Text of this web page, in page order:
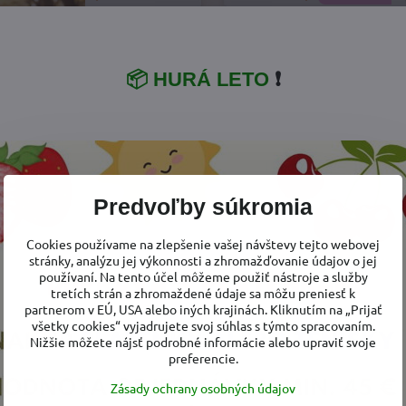
57,40 €
18%
vlnené tričko
Grape
vlnené tričko dlhý rukáv Manymonths Dusty Grape - Veľkosť oblečenia:
(3-4,5/5 rokov)
Detské merino vlnené Body
Tričko Manymonths Dusty
Grape
Detské merino vlnené Body Tričko Manymonths
62-80/86 cm (3-12/18 mes.)
54,20 €
Detské
dlhý rukáv
Detské
98-104/
Predvoľby súkromia
Cookies používame na zlepšenie vašej návštevy tejto webovej
stránky, analýzu jej výkonnosti a zhromažďovanie údajov o jej
používaní. Na tento účel môžeme použiť nástroje a služby
tretích strán a zhromaždené údaje sa môžu preniesť k
partnerom v EÚ, USA alebo iných krajinách. Kliknutím na „Prijať
všetky cookies“ vyjadrujete svoj súhlas s týmto spracovaním.
Nižšie môžete nájsť podrobné informácie alebo upraviť svoje
preferencie.
Zásady ochrany osobných údajov
📦 HURÁ LETO ❗